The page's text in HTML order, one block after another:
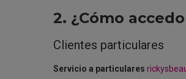
2. ¿Cómo
Clientes particulares
Servicio a particulares